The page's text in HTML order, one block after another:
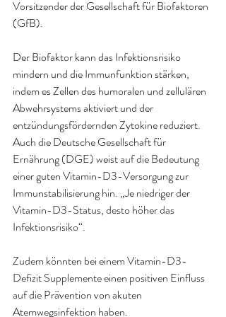
Vorsitzender der Gesellschaft für Biofaktoren
(GfB).
Der Biofaktor kann das Infektionsrisiko
mindern und die Immunfunktion stärken,
indem es Zellen des humoralen und zellulären
Abwehrsystems aktiviert und der
entzündungsfördernden Zytokine reduziert.
Auch die Deutsche Gesellschaft für
Ernährung (DGE) weist auf die Bedeutung
einer guten Vitamin-D3-Versorgung zur
Immunstabilisierung hin. „Je niedriger der
Vitamin-D3-Status, desto höher das
Infektionsrisiko“.
Zudem könnten bei einem Vitamin-D3-
Defizit Supplemente einen positiven Einfluss
auf die Prävention von akuten
Atemwegsinfektion haben.